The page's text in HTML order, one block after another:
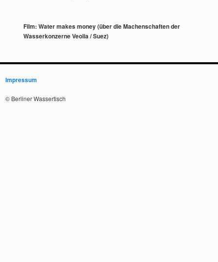
Film: Water makes money (über die Machenschaften der
Wasserkonzerne Veolia / Suez)
Impressum
© Berliner Wassertisch